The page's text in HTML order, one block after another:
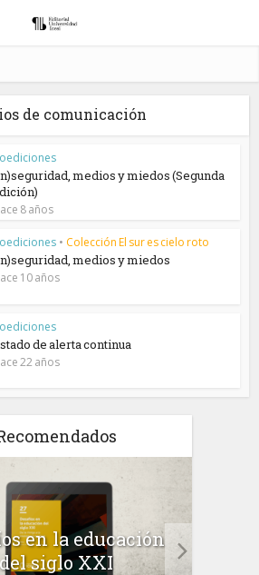
de comunicación
medios y miedos (Segunda
8 años
• Colección El sur es cielo roto
medios y miedos
10 años
de alerta continua
22 años
en la educación
del siglo XXI